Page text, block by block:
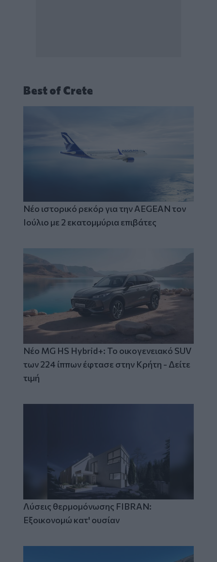
Best of Crete
Νέο ιστορικό ρεκόρ για την AEGEAN τον
Ιούλιο με 2 εκατομμύρια επιβάτες
Νέο MG HS Hybrid+: Το οικογενειακό SUV
των 224 ίππων έφτασε στην Κρήτη - Δείτε
τιμή
Λύσεις θερμομόνωσης FIBRAN:
Εξοικονομώ κατ' ουσίαν